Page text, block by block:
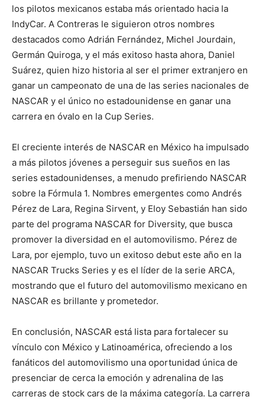
los pilotos mexicanos estaba más orientado hacia la
IndyCar. A Contreras le siguieron otros nombres
destacados como Adrián Fernández, Michel Jourdain,
Germán Quiroga, y el más exitoso hasta ahora, Daniel
Suárez, quien hizo historia al ser el primer extranjero en
ganar un campeonato de una de las series nacionales de
NASCAR y el único no estadounidense en ganar una
carrera en óvalo en la Cup Series.
El creciente interés de NASCAR en México ha impulsado
a más pilotos jóvenes a perseguir sus sueños en las
series estadounidenses, a menudo prefiriendo NASCAR
sobre la Fórmula 1. Nombres emergentes como Andrés
Pérez de Lara, Regina Sirvent, y Eloy Sebastián han sido
parte del programa NASCAR for Diversity, que busca
promover la diversidad en el automovilismo. Pérez de
Lara, por ejemplo, tuvo un exitoso debut este año en la
NASCAR Trucks Series y es el líder de la serie ARCA,
mostrando que el futuro del automovilismo mexicano en
NASCAR es brillante y prometedor.
En conclusión, NASCAR está lista para fortalecer su
vínculo con México y Latinoamérica, ofreciendo a los
fanáticos del automovilismo una oportunidad única de
presenciar de cerca la emoción y adrenalina de las
carreras de stock cars de la máxima categoría. La carrera